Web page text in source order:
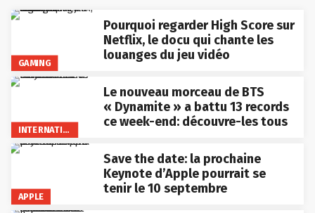
GAMING
Pourquoi regarder High Score sur
Netflix, le docu qui chante les
louanges du jeu vidéo
INTERNATIONAL
Le nouveau morceau de BTS
« Dynamite » a battu 13 records
ce week-end: découvre-les tous
APPLE
Save the date: la prochaine
Keynote d’Apple pourrait se
tenir le 10 septembre